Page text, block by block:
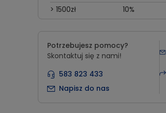
> 1500zł
10%
Potrzebujesz pomocy?
Skontaktuj się z nami!
583 823 433
Napisz do nas